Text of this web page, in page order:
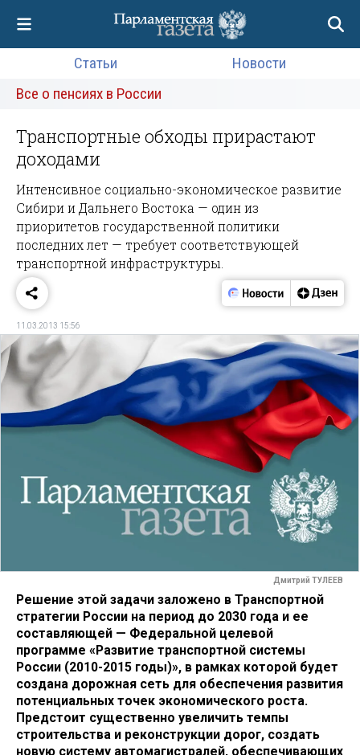
Статьи
Новости
Все о пенсиях в России
Транспортные обходы прирастают
доходами
Интенсивное социально-экономическое развитие
Сибири и Дальнего Востока — один из
приоритетов государственной политики
последних лет — требует соответствующей
транспортной инфраструктуры.
11.03.2013 15:56
Дмитрий ТУЛЕЕВ
Решение этой задачи заложено в Транспортной
стратегии России на период до 2030 года и ее
составляющей — Федеральной целевой
программе «Развитие транспортной системы
России (2010-2015 годы)», в рамках которой будет
создана дорожная сеть для обеспечения развития
потенциальных точек экономического роста.
Предстоит существенно увеличить темпы
строительства и реконструкции дорог, создать
новую систему автомагистралей, обеспечивающих